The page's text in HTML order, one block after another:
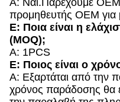
Α: Ναι.Παρέχουμε
προμηθευτής OEM για
Ε: Ποια είναι η
(MOQ);
Α: 1PCS
Ε: Ποιος είναι ο
Α: Εξαρτάται από την
χρόνος παράδοσης θα